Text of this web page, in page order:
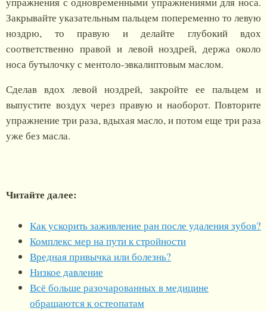
Закрывайте указательным пальцем попеременно то левую
ноздрю, то правую и делайте глубокий вдох
соответственно правой и левой ноздрей, держа около
носа бутылочку с ментоло-эвкалиптовым маслом.
Сделав вдох левой ноздрей, закройте ее пальцем и
выпустите воздух через правую и наоборот. Повторите
упражнение три раза, вдыхая масло, и потом еще три раза
уже без масла.
Читайте далее:
Как ускорить заживление ран после удаления зубов?
Комплекс мер на пути к стройности
Вредная привычка или болезнь?
Низкое давление
Всё больше разочарованных в медицине
обращаются к остеопатам